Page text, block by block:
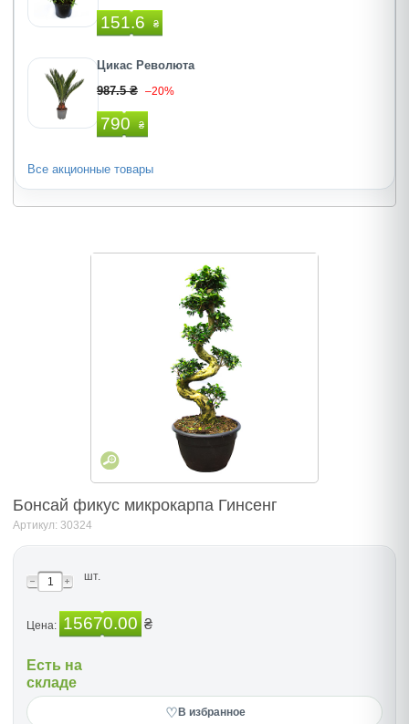
151.6 ₴
Цикас Революта
987.5 ₴ –20%
790 ₴
Все акционные товары
Бонсай фикус микрокарпа Гинсенг
Артикул: 30324
шт.
Цена: 15670.00 ₴
Есть на
складе
♡ В избранное